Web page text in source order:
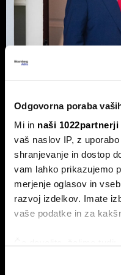
Odgovorna poraba
Mi in naši 1022partnerji
vaš naslov IP, z
shranjevanje in dostop
vam lahko prikazujemo
merjenje oglasov in
razvoj izdelkov. Imate
vaše podatke in za
Odpiranje
ZDA in Izrael?
To so prve novice dneva.